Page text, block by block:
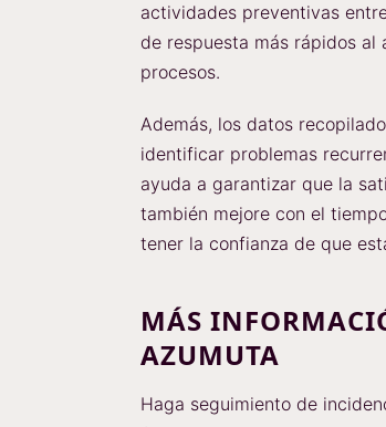
actividades preventivas
de respuesta más rápidos
procesos.
Además, los datos
identificar problemas
ayuda a garantizar que la
también mejore con el
tener la confianza de que
MÁS
AZUMUTA
Haga seguimiento de